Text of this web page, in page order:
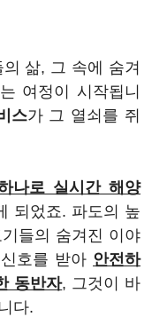
삶, 그 속에 숨겨
여정이 시작됩니
스가 그 열쇠를 쥐
나로 실시간 해양
되었죠. 파도의 높
들의 숨겨진 이야
호를 받아 안전하
동반자, 그것이 바
다.